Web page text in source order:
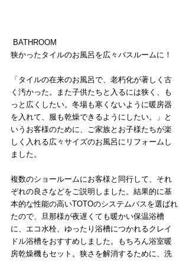
BATHROOM
狭かったタイルのお風呂を広々バスルームに！
「タイルの在来のお風呂で、老朽化が著しく古
く汚かった。また子供たちと入るには狭く、も
っと広くしたい。冬場も寒くないように暖房器
を入れて、服も乾燥できるようにしたい。」と
いうお客様のために、ご家族とお子様たちが楽
しく入れる広々サイズのお風呂にリフォームし
ました。
複数のショールームにお客様と同行して、それ
ぞれの良さなどをご説明しました。結果的に基
本的な性能の高いTOTOのシステムバスを選ばれ
たので、旦那様が夜遅くても暖かい保温浴槽
に、エコ水栓、ゆったり浴槽につかれるクレイ
ドル浴槽をおすすめしました。もちろん浴室暖
房乾燥機もセット。狭さを解消するために、洗